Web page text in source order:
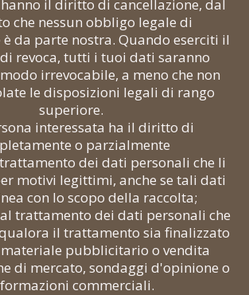
il diritto di cancellazione, dal
che nessun obbligo legale di
è da parte nostra. Quando eserciti il
revoca, tutti i tuoi dati saranno
irrevocabile, a meno che non
le disposizioni legali di rango
superiore.
interessata ha il diritto di
o parzialmente
dei dati personali che li
motivi legittimi, anche se tali dati
con lo scopo della raccolta;
trattamento dei dati personali che
il trattamento sia finalizzato
pubblicitario o vendita
di mercato, sondaggi d'opinione o
commerciali.